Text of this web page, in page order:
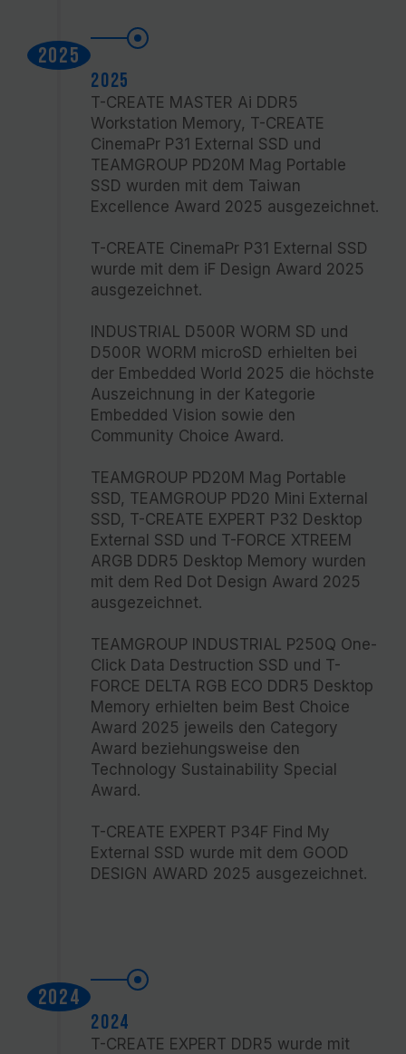
2025
2025
T-CREATE MASTER Ai DDR5
Workstation Memory, T-CREATE
CinemaPr P31 External SSD und
TEAMGROUP PD20M Mag Portable
SSD wurden mit dem Taiwan
Excellence Award 2025 ausgezeichnet.
T-CREATE CinemaPr P31 External SSD
wurde mit dem iF Design Award 2025
ausgezeichnet.
INDUSTRIAL D500R WORM SD und
D500R WORM microSD erhielten bei
der Embedded World 2025 die höchste
Auszeichnung in der Kategorie
Embedded Vision sowie den
Community Choice Award.
TEAMGROUP PD20M Mag Portable
SSD, TEAMGROUP PD20 Mini External
SSD, T-CREATE EXPERT P32 Desktop
External SSD und T-FORCE XTREEM
ARGB DDR5 Desktop Memory wurden
mit dem Red Dot Design Award 2025
ausgezeichnet.
TEAMGROUP INDUSTRIAL P250Q One-
Click Data Destruction SSD und T-
FORCE DELTA RGB ECO DDR5 Desktop
Memory erhielten beim Best Choice
Award 2025 jeweils den Category
Award beziehungsweise den
Technology Sustainability Special
Award.
T-CREATE EXPERT P34F Find My
External SSD wurde mit dem GOOD
DESIGN AWARD 2025 ausgezeichnet.
2024
2024
T-CREATE EXPERT DDR5 wurde mit